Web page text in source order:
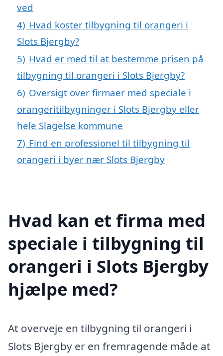
ved
4) Hvad koster tilbygning til orangeri i
Slots Bjergby?
5) Hvad er med til at bestemme prisen på
tilbygning til orangeri i Slots Bjergby?
6) Oversigt over firmaer med speciale i
orangeritilbygninger i Slots Bjergby eller
hele Slagelse kommune
7) Find en professionel til tilbygning til
orangeri i byer nær Slots Bjergby
Hvad kan et firma med
speciale i tilbygning til
orangeri i Slots Bjergby
hjælpe med?
At overveje en tilbygning til orangeri i
Slots Bjergby er en fremragende måde at